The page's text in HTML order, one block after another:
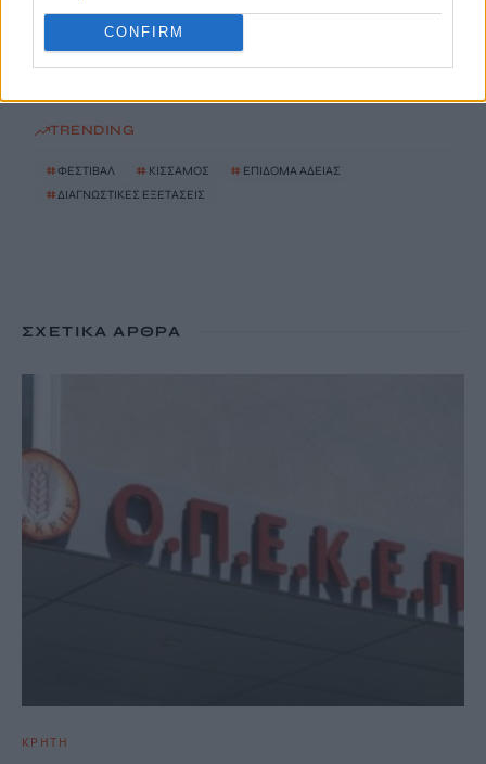
CONFIRM
ΑΑΔΕ: Αιφνιδιαστικοί έλεγχοι χωρίς τοπικές… γνωριμίες
9 Αυγούστου, 2026
TRENDING
#ΦΕΣΤΙΒΑΛ # ΚΙΣΣΑΜΟΣ # ΕΠΙΔΟΜΑ ΑΔΕΙΑΣ
# ΔΙΑΓΝΩΣΤΙΚΕΣ ΕΞΕΤΑΣΕΙΣ
ΣΧΕΤΙΚΆ ΆΡΘΡΑ
ΚΡΗΤΗ